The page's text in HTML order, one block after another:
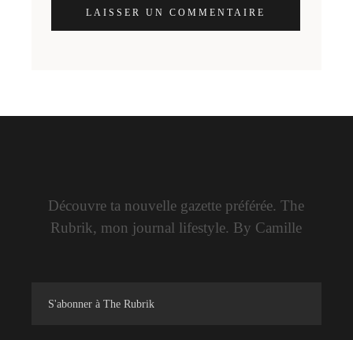
LAISSER UN COMMENTAIRE
Découvre ta nouvelle gazette préférée. The
Rubrik, mon journal lifestyle. By Camille